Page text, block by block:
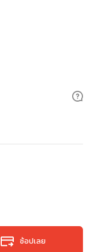
ช้อปเลย